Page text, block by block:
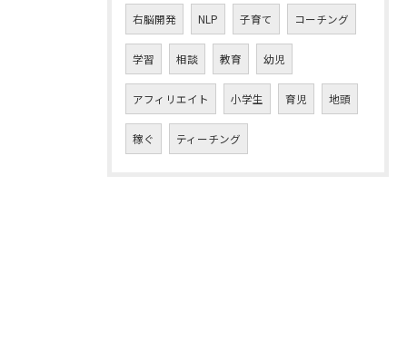
右脳開発 NLP 子育て コーチング
学習 相談 教育 幼児
アフィリエイト 小学生 育児 地頭
稼ぐ ティーチング